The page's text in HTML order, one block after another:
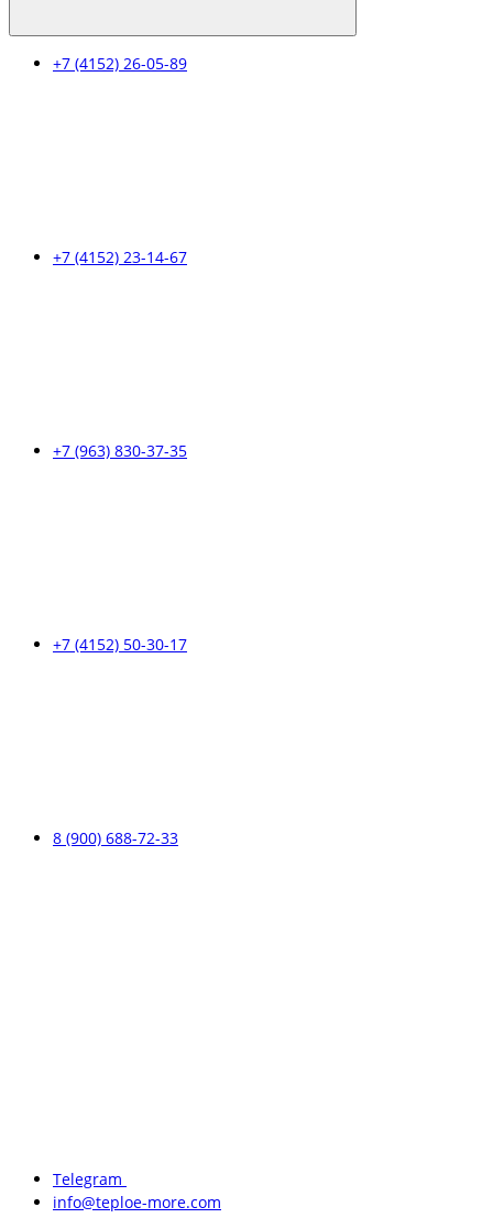
+7 (4152) 26-05-89
+7 (4152) 23-14-67
+7 (963) 830-37-35
+7 (4152) 50-30-17
8 (900) 688-72-33
Telegram
info@teploe-more.com